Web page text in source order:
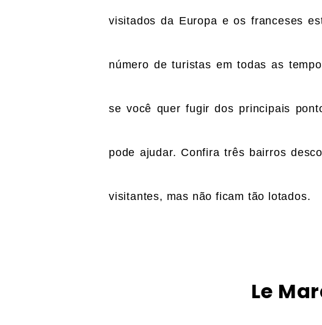
visitados da Europa e os franceses
número de turistas em todas as
se você quer fugir dos principais
pode ajudar. Confira três bairros
visitantes, mas não ficam tão lotados.
Le